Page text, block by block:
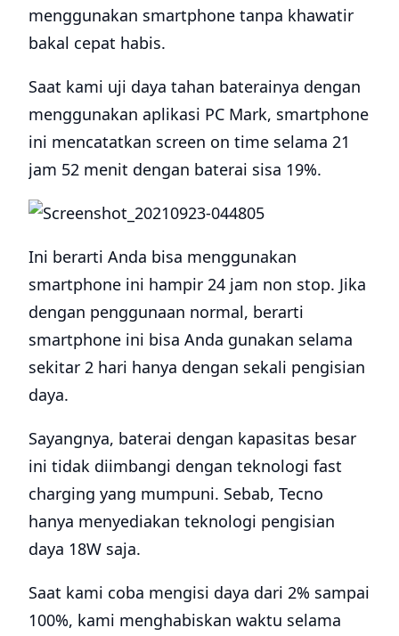
menggunakan smartphone tanpa khawatir
bakal cepat habis.
Saat kami uji daya tahan baterainya dengan
menggunakan aplikasi PC Mark, smartphone
ini mencatatkan screen on time selama 21
jam 52 menit dengan baterai sisa 19%.
Ini berarti Anda bisa menggunakan
smartphone ini hampir 24 jam non stop. Jika
dengan penggunaan normal, berarti
smartphone ini bisa Anda gunakan selama
sekitar 2 hari hanya dengan sekali pengisian
daya.
Sayangnya, baterai dengan kapasitas besar
ini tidak diimbangi dengan teknologi fast
charging yang mumpuni. Sebab, Tecno
hanya menyediakan teknologi pengisian
daya 18W saja.
Saat kami coba mengisi daya dari 2% sampai
100%, kami menghabiskan waktu selama